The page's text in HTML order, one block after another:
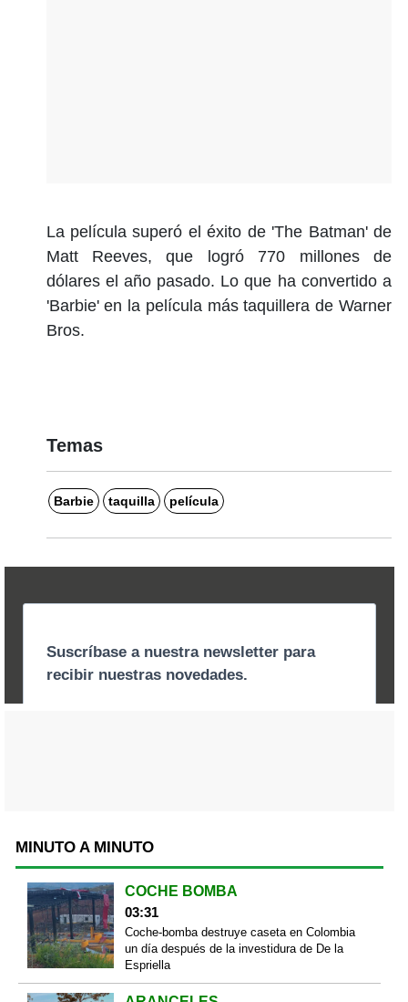
La película superó el éxito de 'The Batman' de
Matt Reeves, que logró 770 millones de
dólares el año pasado. Lo que ha convertido a
'Barbie' en la película más taquillera de Warner
Bros.
Temas
Barbie taquilla película
MINUTO A MINUTO
COCHE BOMBA
03:31
Coche-bomba destruye caseta en Colombia
un día después de la investidura de De la
Espriella